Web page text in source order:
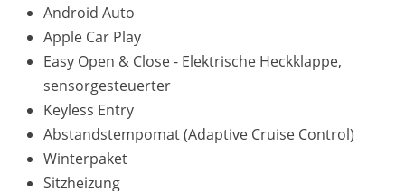
Android Auto
Apple Car Play
Easy Open & Close - Elektrische Heckklappe,
sensorgesteuerter
Keyless Entry
Abstandstempomat (Adaptive Cruise Control)
Winterpaket
Sitzheizung